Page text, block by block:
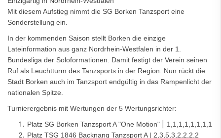
Mit diesem Aufstieg nimmt die SG Borken Tanzsport eine
Sonderstellung ein.
In der kommenden Saison stellt Borken die einzige
Lateinformation aus ganz Nordrhein-Westfalen in der 1.
Bundesliga der Soloformationen. Damit festigt der Verein seinen
Ruf als Leuchtturm des Tanzsports in der Region. Nun rückt die
Stadt Borken auch im Tanzsport endgültig in das Rampenlicht der
nationalen Spitze.
Turnierergebnis mit Wertungen der 5 Wertungsrichter:
Platz SG Borken Tanzsport A "One Motion"
1,1,1,1,1,1,1,1
Platz TSG 1846 Backnang Tanzsport A | 2,3,5,3,2,2,2,2